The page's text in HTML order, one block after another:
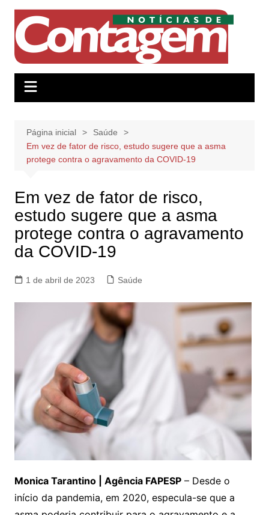
conteúdo
Página inicial
Saúde
Em vez de fator de risco, estudo sugere que a asma
protege contra o agravamento da COVID-19
Em vez de fator de risco,
estudo sugere que a asma
protege contra o agravamento
da COVID-19
1 de abril de 2023 Saúde
Monica Tarantino | Agência FAPESP– Desde o
início da pandemia, em 2020, especula-se que a